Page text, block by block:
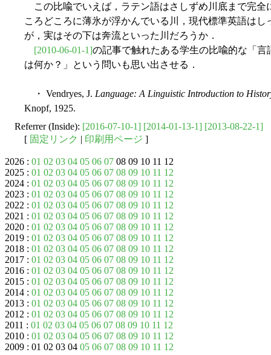
この比喩でいえば，ラテン語はさしずめ川底まで完全
ころどころに薄氷が浮かんでいる川，現代標準英語は
が，実はその下は奔流といった川だろうか．
[2010-06-01-1]の記事で触れたある学生の比喩的な「
は何か？」という問いも思い出させる．
・ Vendryes, J. Language: A Linguistic Introduction to
Knopf, 1925.
Referrer (Inside): [2016-07-10-1] [2014-01-13-1] [2013-08-22-1]
[ 固定リンク | 印刷用ページ ]
2026 : 01 02 03 04 05 06 07 08 09 10 11 12
2025 : 01 02 03 04 05 06 07 08 09 10 11 12
2024 : 01 02 03 04 05 06 07 08 09 10 11 12
2023 : 01 02 03 04 05 06 07 08 09 10 11 12
2022 : 01 02 03 04 05 06 07 08 09 10 11 12
2021 : 01 02 03 04 05 06 07 08 09 10 11 12
2020 : 01 02 03 04 05 06 07 08 09 10 11 12
2019 : 01 02 03 04 05 06 07 08 09 10 11 12
2018 : 01 02 03 04 05 06 07 08 09 10 11 12
2017 : 01 02 03 04 05 06 07 08 09 10 11 12
2016 : 01 02 03 04 05 06 07 08 09 10 11 12
2015 : 01 02 03 04 05 06 07 08 09 10 11 12
2014 : 01 02 03 04 05 06 07 08 09 10 11 12
2013 : 01 02 03 04 05 06 07 08 09 10 11 12
2012 : 01 02 03 04 05 06 07 08 09 10 11 12
2011 : 01 02 03 04 05 06 07 08 09 10 11 12
2010 : 01 02 03 04 05 06 07 08 09 10 11 12
2009 : 01 02 03 04 05 06 07 08 09 10 11 12